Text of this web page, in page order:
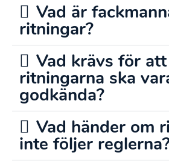
Vad är
ritningar?
Vad krävs för att
ritningarna ska
godkända?
Vad händer om
inte följer